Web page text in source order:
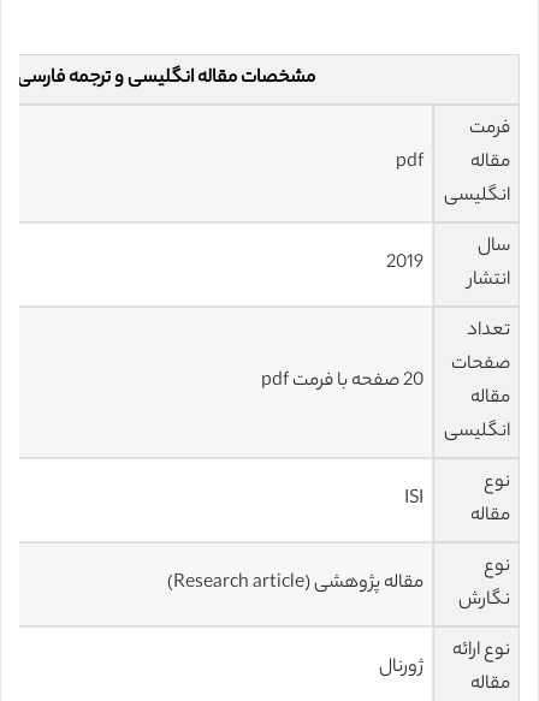
مشخصات مقاله انگلیسی و ترجمه فارسی
فرمت
مقاله
انگلیسی
pdf
سال
انتشار
2019
تعداد
صفحات
مقاله
انگلیسی
20 صفحه با فرمت pdf
نوع
مقاله
ISI
نوع
نگارش
مقاله پژوهشی (Research article)
نوع ارائه
مقاله
ژورنال